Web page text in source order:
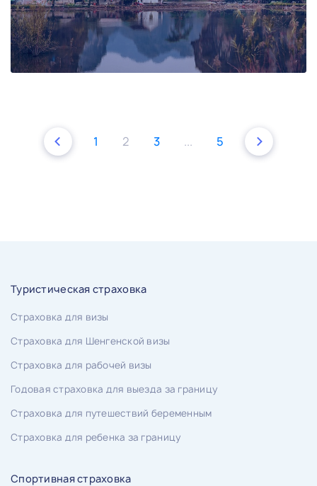
1 2 3 ... 5
Туристическая страховка
Страховка для визы
Страховка для Шенгенской визы
Страховка для рабочей визы
Годовая страховка для выезда за границу
Страховка для путешествий беременным
Страховка для ребенка за границу
Спортивная страховка